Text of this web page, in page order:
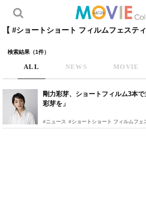
【 #ショートショート フィルムフェステ
検索結果（1件）
ALL NEWS MOVIE
剛力彩芽、ショートフィルム3本
彩芽を」
#ニュース #ショートショート フィルムフェ